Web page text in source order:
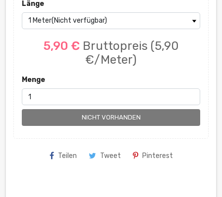
Länge
5,90 € Bruttopreis (5,90
€/Meter)
Menge
NICHT VORHANDEN
Teilen Tweet Pinterest